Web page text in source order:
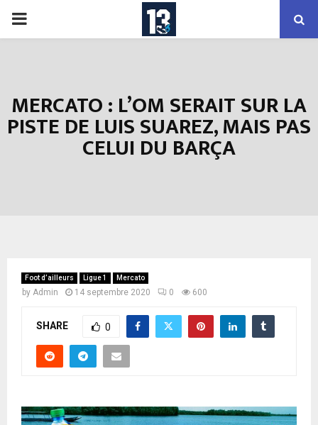
PRIMARY
MERCATO : L’OM SERAIT SUR LA
PISTE DE LUIS SUAREZ, MAIS PAS
CELUI DU BARÇA
Foot d’ailleurs Ligue 1 Mercato
by Admin 14 septembre 2020 0 600
SHARE 0